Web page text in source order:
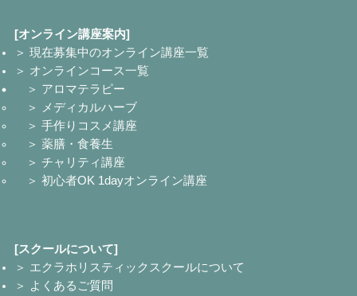
[オンライン講座案内]
＞ 現在募集中のオンライン講座一覧
＞ オンラインコース一覧
＞ アロマテラピー
＞ メディカルハーブ
＞ 手作りコスメ講座
＞ 薬膳・食養生
＞ チャリティ講座
＞ 初心者OK 1dayオンライン講座
[スクールについて]
＞ エクラホリスティックスクールについて
＞ よくあるご質問